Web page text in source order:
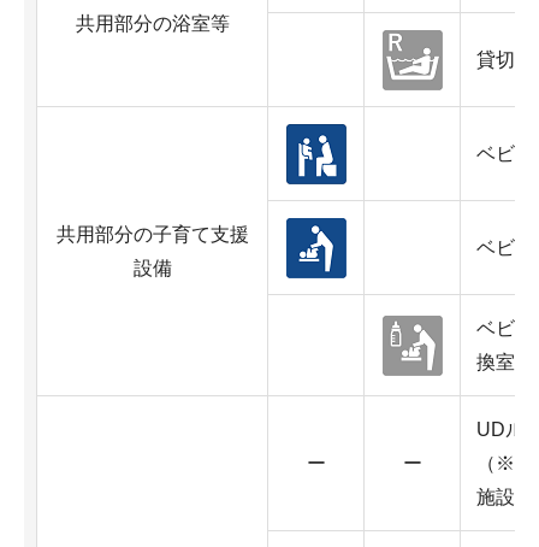
共用部分の浴室等
貸切用
共用部分の子育て支援
設備
ベビー
ベビー
ベビー
換室)
ー ー
UDル
（※
施設の